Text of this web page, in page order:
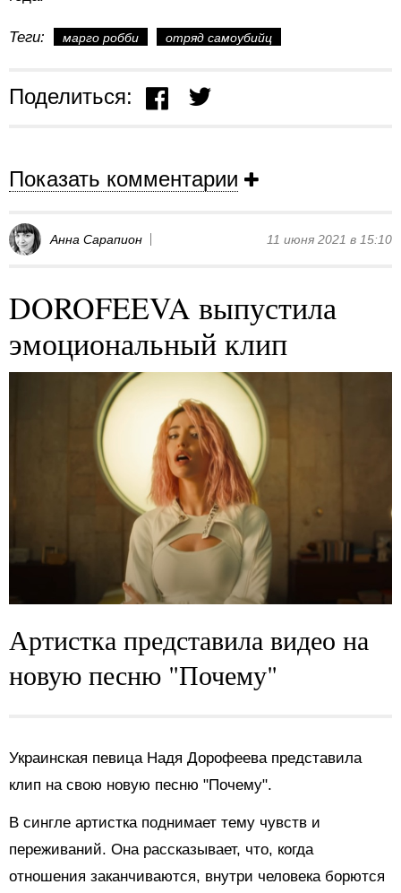
Теги: марго робби отряд самоубийц
Поделиться:
Показать комментарии
Анна Сарапион 11 июня 2021 в 15:10
DOROFEEVA выпустила
эмоциональный клип
Артистка представила видео на
новую песню "Почему"
Украинская певица Надя Дорофеева представила
клип на свою новую песню "Почему".
В сингле артистка поднимает тему чувств и
переживаний. Она рассказывает, что, когда
отношения заканчиваются, внутри человека борются